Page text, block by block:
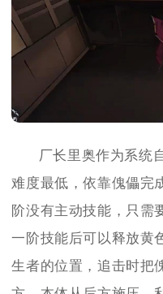
厂长里奥作为系统
难度最低，依靠傀儡完
阶没有主动技能，只需
一阶技能后可以释放黄
生者的位置，追击时把